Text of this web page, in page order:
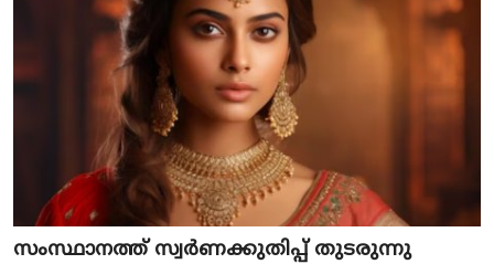
സം​സ്ഥാ​ന​ത്ത് സ്വ​ർ​ണ​ക്കു​തി​പ്പ് തു​ട​രു​ന്നു